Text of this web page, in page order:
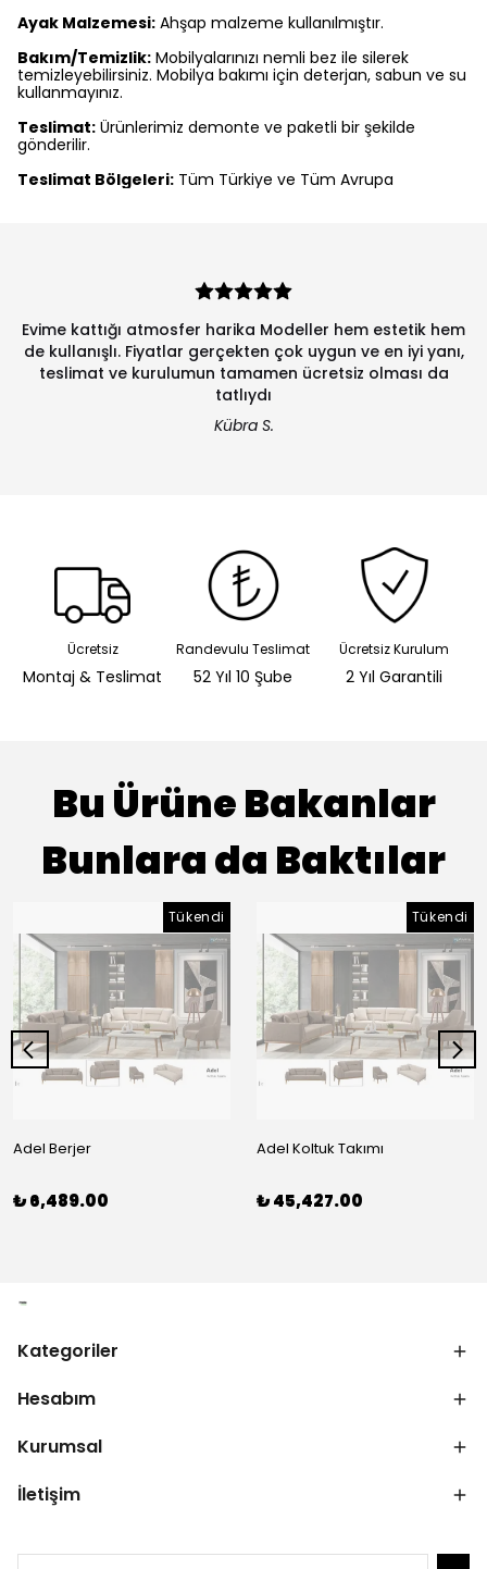
Ayak Malzemesi: Ahşap malzeme kullanılmıştır.
Bakım/Temizlik: Mobilyalarınızı nemli bez ile silerek
temizleyebilirsiniz. Mobilya bakımı için deterjan, sabun ve su
kullanmayınız.
Teslimat: Ürünlerimiz demonte ve paketli bir şekilde
gönderilir.
Teslimat Bölgeleri: Tüm Türkiye ve Tüm Avrupa
Evime kattığı atmosfer harika Modeller hem estetik hem
de kullanışlı. Fiyatlar gerçekten çok uygun ve en iyi yanı,
teslimat ve kurulumun tamamen ücretsiz olması da
tatlıydı
Kübra S.
Ücretsiz
Montaj & Teslimat
Randevulu Teslimat
52 Yıl 10 Şube
Ücretsiz Kurulum
2 Yıl Garantili
Bu Ürüne Bakanlar
Bunlara da Baktılar
Tükendi
Adel Berjer
₺ 6,489.00
Tükendi
Adel Koltuk Takımı
₺ 45,427.00
Kategoriler
Hesabım
Kurumsal
İletişim